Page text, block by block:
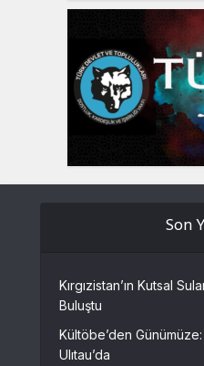
Son
Kırgızistan’ın Kutsal
Buluştu
Kültöbe’den
Ulıtau’da